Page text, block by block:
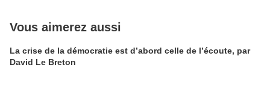
Vous aimerez aussi
La crise de la démocratie est d’abord celle de l’écoute, par
David Le Breton